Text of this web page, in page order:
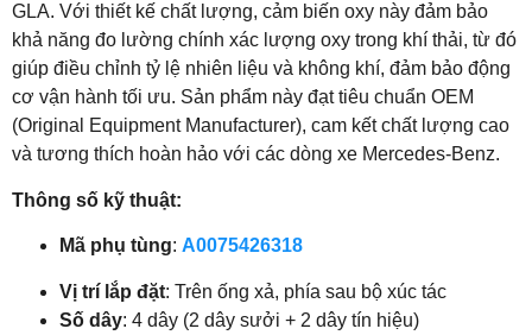
GLA. Với thiết kế chất lượng, cảm biến oxy này đảm bảo
khả năng đo lường chính xác lượng oxy trong khí thải, từ đó
giúp điều chỉnh tỷ lệ nhiên liệu và không khí, đảm bảo động
cơ vận hành tối ưu. Sản phẩm này đạt tiêu chuẩn OEM
(Original Equipment Manufacturer), cam kết chất lượng cao
và tương thích hoàn hảo với các dòng xe Mercedes-Benz.
Thông số kỹ thuật:
Mã phụ tùng: A0075426318
Vị trí lắp đặt: Trên ống xả, phía sau bộ xúc tác
Số dây: 4 dây (2 dây sưởi + 2 dây tín hiệu)